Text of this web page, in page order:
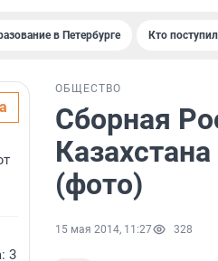
в Петербурге Кто
3
ОБЩЕСТВО
Сборная
(фото)
15 мая 2014, 11:27 328